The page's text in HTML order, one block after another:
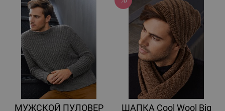
МУЖСКОЙ ПУЛОВЕР
ШАПКА Cool Wool Big